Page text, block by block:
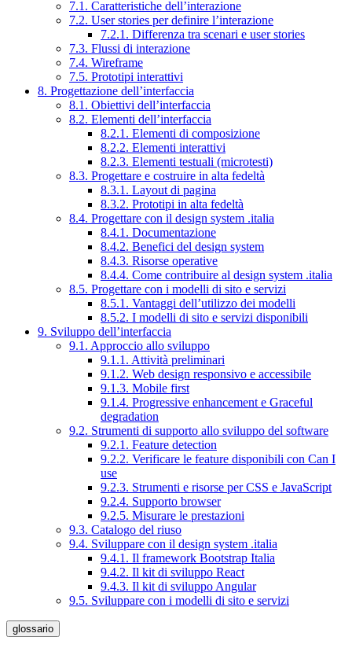
7.1. Caratteristiche dell’interazione
7.2. User stories per definire l’interazione
7.2.1. Differenza tra scenari e user stories
7.3. Flussi di interazione
7.4. Wireframe
7.5. Prototipi interattivi
8. Progettazione dell’interfaccia
8.1. Obiettivi dell’interfaccia
8.2. Elementi dell’interfaccia
8.2.1. Elementi di composizione
8.2.2. Elementi interattivi
8.2.3. Elementi testuali (microtesti)
8.3. Progettare e costruire in alta fedeltà
8.3.1. Layout di pagina
8.3.2. Prototipi in alta fedeltà
8.4. Progettare con il design system .italia
8.4.1. Documentazione
8.4.2. Benefici del design system
8.4.3. Risorse operative
8.4.4. Come contribuire al design system .italia
8.5. Progettare con i modelli di sito e servizi
8.5.1. Vantaggi dell’utilizzo dei modelli
8.5.2. I modelli di sito e servizi disponibili
9. Sviluppo dell’interfaccia
9.1. Approccio allo sviluppo
9.1.1. Attività preliminari
9.1.2. Web design responsivo e accessibile
9.1.3. Mobile first
9.1.4. Progressive enhancement e Graceful
degradation
9.2. Strumenti di supporto allo sviluppo del software
9.2.1. Feature detection
9.2.2. Verificare le feature disponibili con Can I
use
9.2.3. Strumenti e risorse per CSS e JavaScript
9.2.4. Supporto browser
9.2.5. Misurare le prestazioni
9.3. Catalogo del riuso
9.4. Sviluppare con il design system .italia
9.4.1. Il framework Bootstrap Italia
9.4.2. Il kit di sviluppo React
9.4.3. Il kit di sviluppo Angular
9.5. Sviluppare con i modelli di sito e servizi
glossario